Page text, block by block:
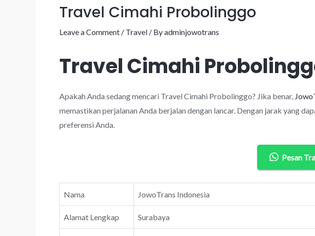
Travel Cimahi Probolinggo
Leave a Comment / Travel / Byadminjowotrans
Travel Cimahi
Apakah Anda sedang mencari Travel Cimahi Probolinggo? Jika benar,
memastikan perjalanan Anda berjalan dengan lancar. Dengan jarak yang
preferensi Anda.
Pesan
Nama JowoTrans Indonesia
Alamat Lengkap Surabaya